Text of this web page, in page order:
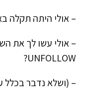
– אולי היתה תקלה
UNFOLLOW?
– (ושלא נדבר בכלל